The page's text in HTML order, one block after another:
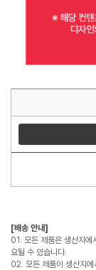
[배송 안내]
01. 모든 제품은 생산지
요될 수 있습니다.
02. 모든 제품이 생산지에